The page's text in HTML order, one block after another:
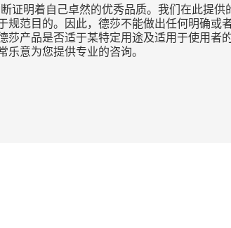
证明着自己卓然的优秀品质。我们在此提
规范目的。因此，德莎不能做出任何明确
产品是否适于某特定用途及适用于使用者
意为您提供专业的咨询。